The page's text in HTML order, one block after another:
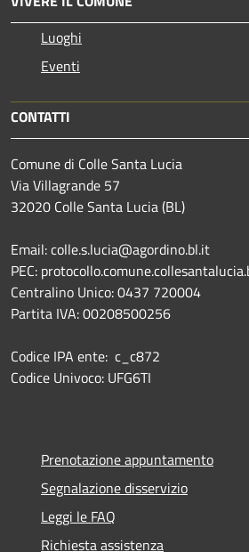
Luoghi
Eventi
CONTATTI
Comune di Colle Santa Lucia
Via Villagrande 57
32020 Colle Santa Lucia (BL)
Email: colle.s.lucia@agordino.bl.it
PEC:
Centralino Unico: 0437 720004
Partita IVA: 00208500256
Codice IPA ente: c_c872
Codice Univoco: UFG6TI
Prenotazione appuntamento
Segnalazione disservizio
Leggi le FAQ
Richiesta assistenza